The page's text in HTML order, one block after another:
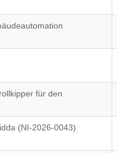
für den
(NI-2026-0043)